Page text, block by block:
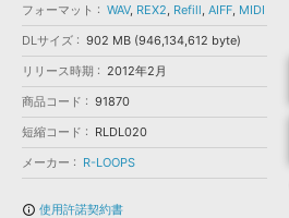
DAW »
効果音 »
BGM »
SONICWIREブログ »
FAQ »
お問い合わせ »
フォーマット
ランキング
フォーマット
WAV, REX2, Refill, AIFF, MIDI
DLサイズ
902 MB (946,134,612 byte)
リリース時期
2012年2月
商品コード
91870
短縮コード
RLDL020
メーカー
R-LOOPS
info_outline 使用許諾契約書